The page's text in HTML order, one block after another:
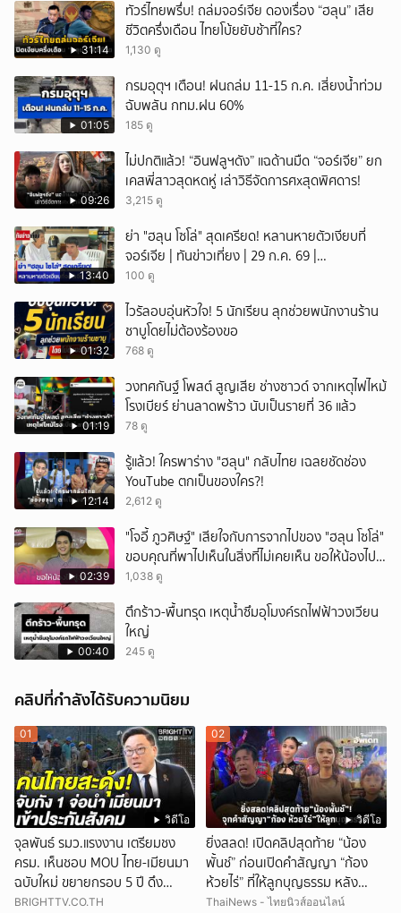
31:14
ทัวร์ไทยพรึ่บ! ถล่มจอร์เจีย ดองเรื่อง “ฮลุน” เสีย
ชีวิตครึ่งเดือน ไทยโบ้ยยับช้าที่ใคร?
1,130 ดู
01:05
กรมอุตุฯ เตือน! ฝนถล่ม 11-15 ก.ค. เสี่ยงน้ำท่วม
ฉับพลัน กทม.ฝน 60%
185 ดู
09:26
ไม่ปกติแล้ว! “อินฟลูฯดัง” แฉด้านมืด “จอร์เจีย” ยก
เคสพี่สาวสุดหดหู่ เล่าวิธีจัดการศxสุดพิศดาร!
3,215 ดู
13:40
ย่า "ฮลุน โซโล่" สุดเครียด! หลานหายตัวเงียบที่
จอร์เจีย | ทันข่าวเที่ยง | 29 ก.ค. 69 |
NationTV22.
100 ดู
01:32
ไวรัลอบอุ่นหัวใจ! 5 นักเรียน ลุกช่วยพนักงานร้าน
ชาบูโดยไม่ต้องร้องขอ
768 ดู
01:19
วงทศกันฐ์ โพสต์ สูญเสีย ช่างซาวด์ จากเหตุไฟไหม้
โรงเบียร์ ย่านลาดพร้าว นับเป็นรายที่ 36 แล้ว
78 ดู
12:14
รู้แล้ว! ใครพาร่าง "ฮลุน" กลับไทย เฉลยชัดช่อง
YouTube ตกเป็นของใคร?!
2,612 ดู
02:39
"โจอี้ ภูวศิษฐ์" เสียใจกับการจากไปของ "ฮลุน โซโล่"
ขอบคุณที่พาไปเห็นในสิ่งที่ไม่เคยเห็น ขอให้น้องไปสู่
สุคติ
1,038 ดู
00:40
ตึกร้าว-พื้นทรุด เหตุน้ำซึมอุโมงค์รถไฟฟ้าวงเวียน
ใหญ่
245 ดู
คลิปที่กำลังได้รับความนิยม
วิดีโอ
01
จุลพันธ์ รมว.แรงงาน เตรียมชง
ครม. เห็นชอบ MOU ไทย-เมียนมา
ฉบับใหม่ ขยายกรอบ 5 ปี ดึง
แรงงานเข้าระบบ
BRIGHTTV.CO.TH
วิดีโอ
02
ยิ่งสลด! เปิดคลิปสุดท้าย “น้อง
พั้นช์” ก่อนเปิดคำสัญญา “ก้อง
ห้วยไร่” ที่ให้ลูกบุญธรรม หลัง
ลาโลก!
ThaiNews - ไทยนิวส์ออนไลน์